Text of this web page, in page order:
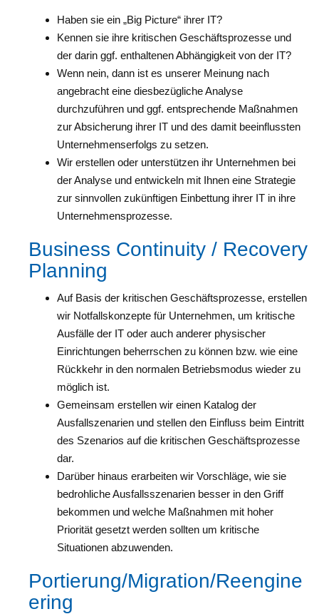
Haben sie ein „Big Picture“ ihrer IT?
Kennen sie ihre kritischen Geschäftsprozesse und
der darin ggf. enthaltenen Abhängigkeit von der IT?
Wenn nein, dann ist es unserer Meinung nach
angebracht eine diesbezügliche Analyse
durchzuführen und ggf. entsprechende Maßnahmen
zur Absicherung ihrer IT und des damit beeinflussten
Unternehmenserfolgs zu setzen.
Wir erstellen oder unterstützen ihr Unternehmen bei
der Analyse und entwickeln mit Ihnen eine Strategie
zur sinnvollen zukünftigen Einbettung ihrer IT in ihre
Unternehmensprozesse.
Business Continuity / Recovery
Planning
Auf Basis der kritischen Geschäftsprozesse, erstellen
wir Notfallskonzepte für Unternehmen, um kritische
Ausfälle der IT oder auch anderer physischer
Einrichtungen beherrschen zu können bzw. wie eine
Rückkehr in den normalen Betriebsmodus wieder zu
möglich ist.
Gemeinsam erstellen wir einen Katalog der
Ausfallszenarien und stellen den Einfluss beim Eintritt
des Szenarios auf die kritischen Geschäftsprozesse
dar.
Darüber hinaus erarbeiten wir Vorschläge, wie sie
bedrohliche Ausfallsszenarien besser in den Griff
bekommen und welche Maßnahmen mit hoher
Priorität gesetzt werden sollten um kritische
Situationen abzuwenden.
Portierung/Migration/Reengine
ering